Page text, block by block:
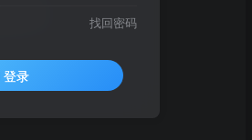
找回密码
登录